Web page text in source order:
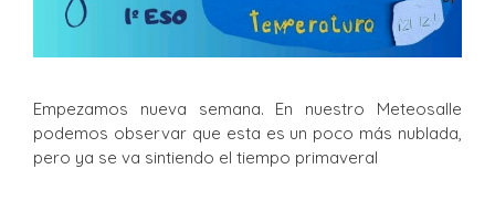
Empezamos nueva semana. En nuestro Meteosalle
podemos observar que esta es un poco más nublada,
pero ya se va sintiendo el tiempo primaveral